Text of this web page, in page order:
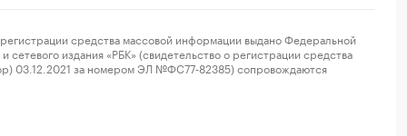
средства массовой информации выдано Федеральной
издания «РБК» (свидетельство о регистрации средства
03.12.2021 за номером ЭЛ №ФС77-82385) сопровождаются